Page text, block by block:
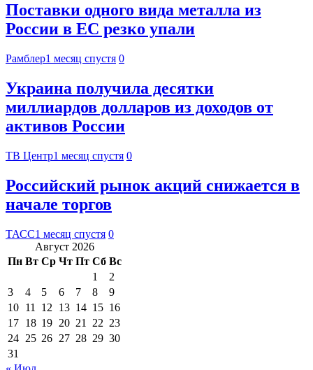
Поставки одного вида металла из
России в ЕС резко упали
Рамблер1 месяц спустя 0
Украина получила десятки
миллиардов долларов из доходов от
активов России
ТВ Центр1 месяц спустя 0
Российский рынок акций снижается в
начале торгов
ТАСС1 месяц спустя 0
Август 2026
Пн Вт Ср Чт Пт Сб Вс
1
2
3
4 5 6 7 8
9
10 11 12 13 14 15 16
17 18 19 20 21 22 23
24 25 26 27 28 29 30
31